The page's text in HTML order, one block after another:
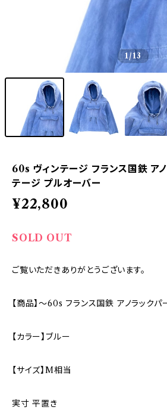
1/13
60s ヴィンテージ フランス国鉄 ア
テージ プルオーバー
¥22,800
SOLD OUT
ご覧いただきありがとうございます。
【商品】〜60s フランス国鉄 アノラックパ
【カラー】ブルー
【サイズ】M相当
実寸 平置き